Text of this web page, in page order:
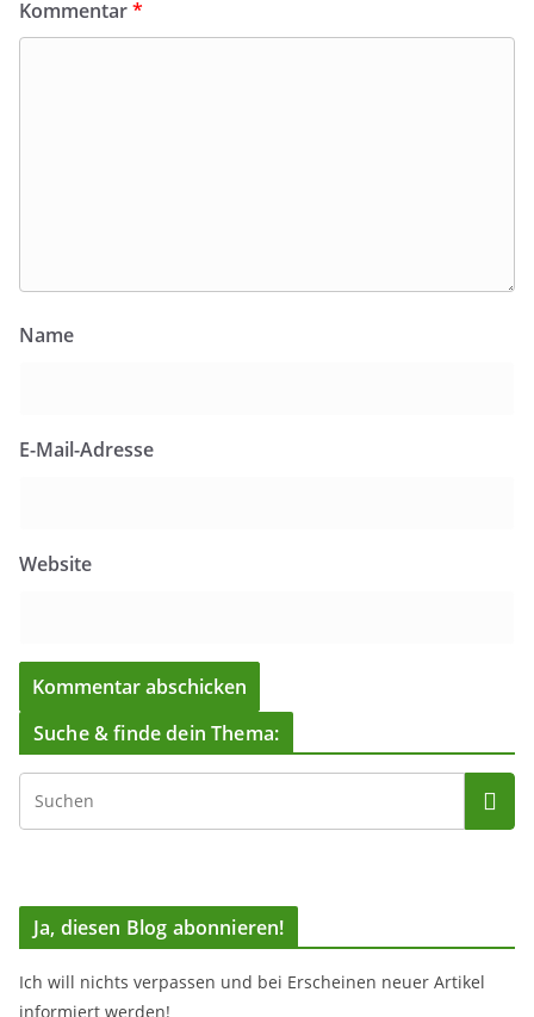
Kommentar*
Name
E-Mail-Adresse
Website
Suche & finde dein Thema:
Ja, diesen Blog abonnieren!
Ich will nichts verpassen und bei Erscheinen neuer Artikel
informiert werden!